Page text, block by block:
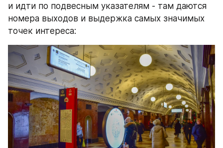
и идти по подвесным указателям - там даются
номера выходов и выдержка самых значимых
точек интереса: